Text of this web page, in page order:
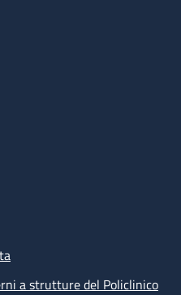
a strutture del Policlinico